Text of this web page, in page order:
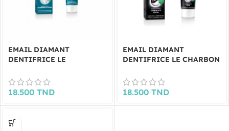
EMAIL DIAMANT
DENTIFRICE LE
18.500 TND
EMAIL DIAMANT
DENTIFRICE LE CHARBON
& DURABLE 75ML
18.500 TND